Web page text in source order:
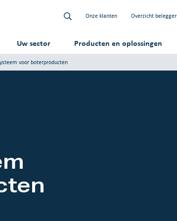
Onze klanten Overzicht
Uw sector Producten en oplossingen
voor boterproducten